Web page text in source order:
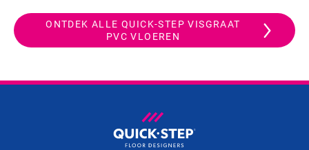
ONTDEK ALLE QUICK-STEP VISGRAAT
PVC VLOEREN